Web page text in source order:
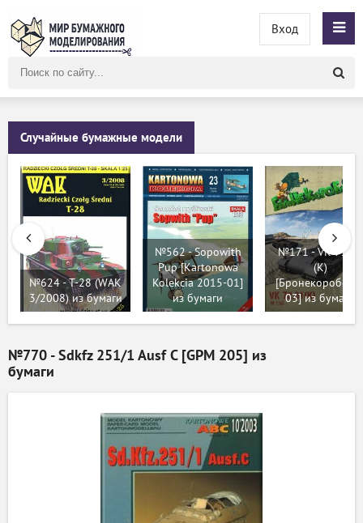
сайту
Вход
Случайные бумажные модели
№624 - Т-28 (WAK
3/2008) из бумаги
№562 - Sopowith
Pup [Kartonowa
Kolekcia 2015-01]
из бумаги
№171 - VK 72.01
(K)
03] из бумаги
№770 - Sdkfz 251/1 Ausf C [GPM 205] из
бумаги